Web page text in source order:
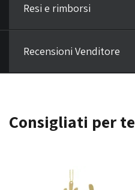
Resi e rimborsi
Recensioni Venditore
Consigliati per te